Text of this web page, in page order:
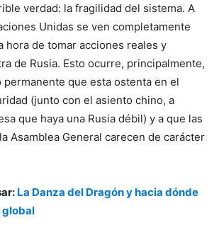
verdad: la fragilidad del sistema. A
Unidas se ven completamente
hora de tomar acciones reales y
de Rusia. Esto ocurre, principalmente,
que esta ostenta en el
(junto con el asiento chino, a
que haya una Rusia débil) y a que las
Asamblea General carecen de carácter
La Danza del Dragón y hacia dónde
global